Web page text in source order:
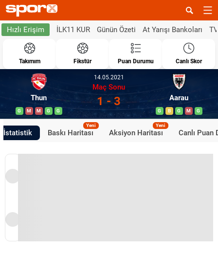
Hızlı Erişim İLK11 KUR Günün Özeti At Yarışı Bankoları
Takımım Fikstür Puan Durumu Canlı Skor
Thun
G M M G G
14.05.2021
Maç Sonu
1 - 3 Aarau
G B G M G
İstatistik Baskı Haritası
Yeni
Aksiyon Haritası
Yeni
Canlı Puan